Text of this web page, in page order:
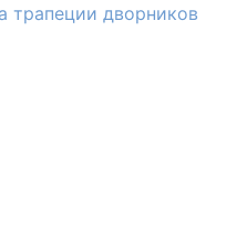
трапеции дворников